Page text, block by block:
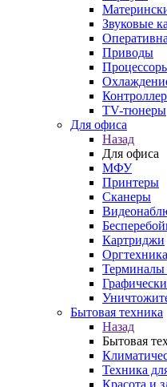
Звуковые
Приводы
TV-тюнеры
Для офиса
Назад
Для офиса
МФУ
Принтеры
Сканеры
Картриджи
Оргтехника
Терминалы
Бытовая техника
Назад
Бытовая
Техника
Красота и